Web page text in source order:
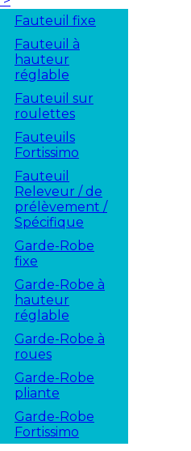
Fauteuil fixe
Fauteuil à
hauteur
réglable
Fauteuil sur
roulettes
Fauteuils
Fortissimo
Fauteuil
Releveur / de
prélèvement /
Spécifique
Garde-Robe
fixe
Garde-Robe à
hauteur
réglable
Garde-Robe à
roues
Garde-Robe
pliante
Garde-Robe
Fortissimo